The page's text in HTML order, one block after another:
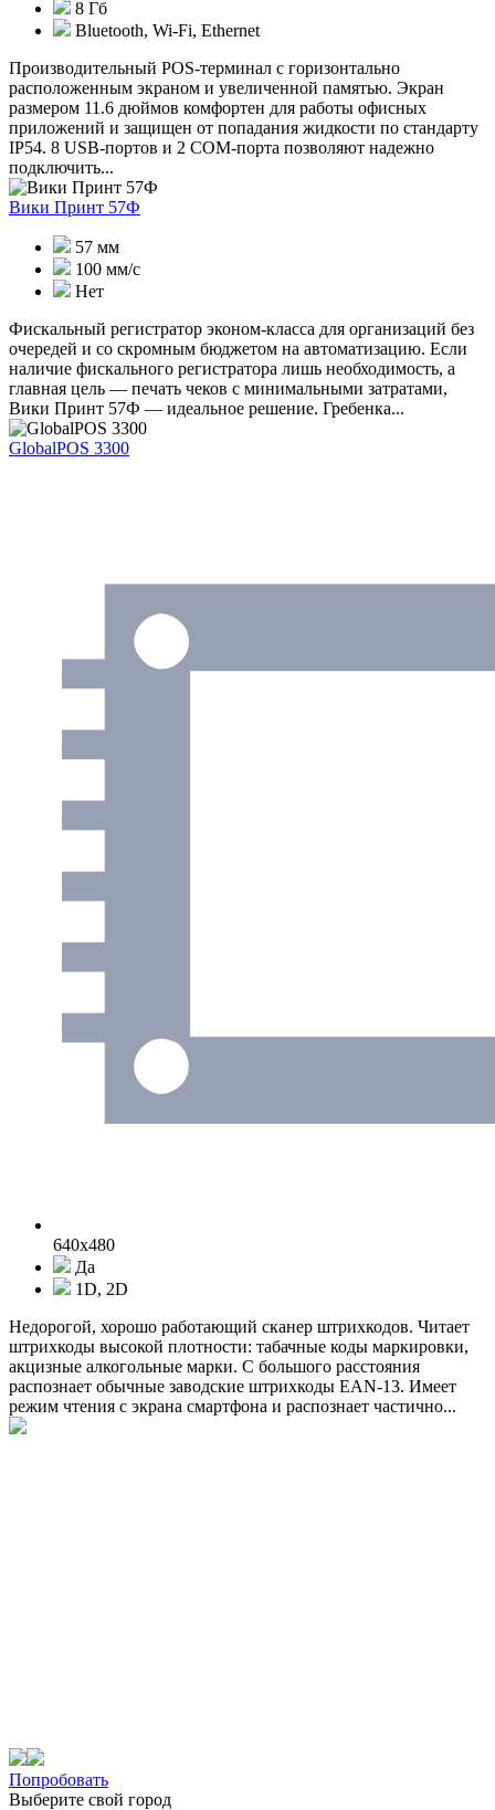
8 Гб
Bluetooth, Wi-Fi, Ethernet
Производительный POS-терминал с горизонтально
расположенным экраном и увеличенной памятью. Экран
размером 11.6 дюймов комфортен для работы офисных
приложений и защищен от попадания жидкости по стандарту
IP54. 8 USB-портов и 2 COM-порта позволяют надежно
подключить...
Вики Принт 57Ф
57 мм
100 мм/с
Нет
Фискальный регистратор эконом-класса для организаций без
очередей и со скромным бюджетом на автоматизацию. Если
наличие фискального регистратора лишь необходимость, а
главная цель — печать чеков с минимальными затратами,
Вики Принт 57Ф — идеальное решение. Гребенка...
GlobalPOS 3300
640x480
Да
1D, 2D
Недорогой, хорошо работающий сканер штрихкодов. Читает
штрихкоды высокой плотности: табачные коды маркировки,
акцизные алкогольные марки. С большого расстояния
распознает обычные заводские штрихкоды EAN-13. Имеет
режим чтения с экрана смартфона и распознает частично...
Попробовать
Выберите свой город